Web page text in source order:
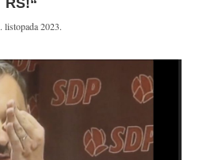
listopada 2023.